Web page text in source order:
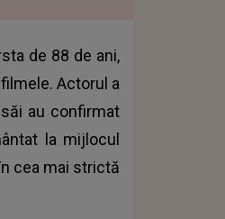
de 88 de ani,
Actorul a
au confirmat
la mijlocul
cea mai strictă